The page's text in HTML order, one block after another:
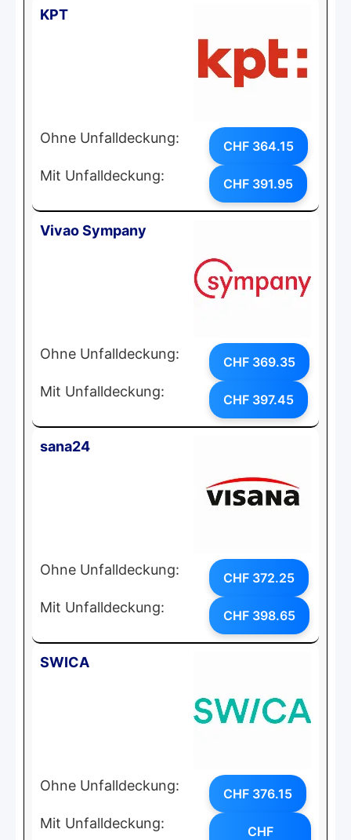
KPT
Ohne Unfalldeckung: CHF 364.15
Mit Unfalldeckung: CHF 391.95
Vivao Sympany
Ohne Unfalldeckung: CHF 369.35
Mit Unfalldeckung: CHF 397.45
sana24
Ohne Unfalldeckung: CHF 372.25
Mit Unfalldeckung: CHF 398.65
SWICA
Ohne Unfalldeckung: CHF 376.15
Mit Unfalldeckung:
CHF